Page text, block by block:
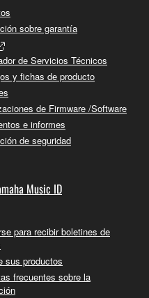
sobre garantía
de Servicios Técnicos
y fichas de producto
de Firmware /Software
e informes
de seguridad
Music ID
para recibir boletines de
sus productos
frecuentes sobre la